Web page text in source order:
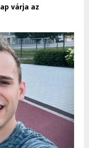
várja az